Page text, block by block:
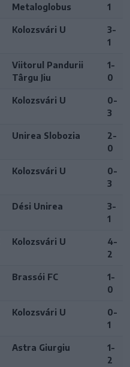
Metaloglobus
1
Kolozsvári U
3-
1
Viitorul Pandurii
Târgu Jiu
1-
0
Kolozsvári U
0-
3
Unirea Slobozia
2-
0
Kolozsvári U
0-
3
Dési Unirea
3-
1
Kolozsvári U
4-
2
Brassói FC
1-
0
Kolozsvári U
0-
1
Astra Giurgiu
1-
2